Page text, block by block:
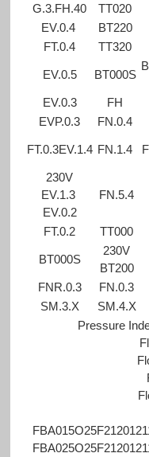
G.3.FH.40 TT020
EV.0.4
BT220
FT.0.4
TT320
EV.0.5 BT000S
EV.0.3 FH
EVP.0.3
FN.0.4
FT.0.3EV.1.4 FN.1.4
230V
EV.1.3
EV.0.2
FN.5.4
FT.0.2 TT000
BT000S
230V
BT200
FNR.0.3 FN.0.3
SM.3.X
SM.4.X
Pressure